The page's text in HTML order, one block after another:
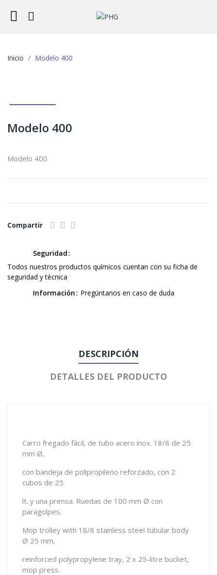
Inicio Modelo 400
Modelo 400
Modelo 400
Compartir
Seguridad
Todos nuestros productos químicos cuentan con su ficha de
seguridad y técnica
Información
Pregúntanos en caso de duda
DESCRIPCIÓN
DETALLES DEL PRODUCTO
Carro fregado fácil, de tubo acero inox. 18/8 de 25
mm Ø,
con bandeja de polipropileno reforzado, con 2
cubos de 25
lt. y una prensa. Ruedas de 100 mm Ø con
paragolpes.
Mop trolley with 18/8 stainless steel tubular body
Ø 25 mm,
reinforced polypropylene tray, 2 x 25-litre bucket,
mop press.